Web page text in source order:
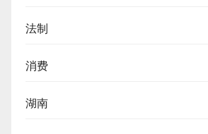
法制
消费
湖南